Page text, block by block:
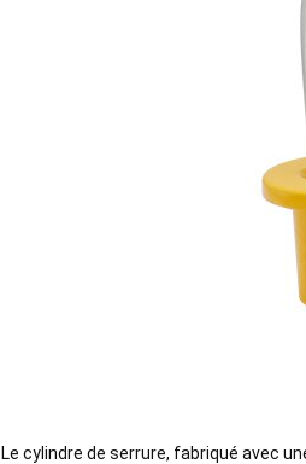
Le cylindre de serrure, fabriqué avec